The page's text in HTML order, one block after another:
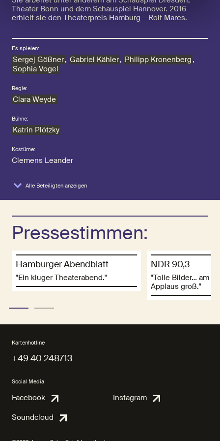
Theater Bonn und dem Schauspiel Hannover. 2016
erhielt sie den Theaterpreis Hamburg – Rolf Mares.
Es spielen:
Sergej Gößner, Gabriel Kähler, Philipp Kronenberg ,
Sophia Vogel
Alle Beteiligten anzeigen
Regie:
Clara Weyde
Bühne:
Katrin Plötzky
Kostüme:
Clemens Leander
Pressestimmen:
Hamburger Abendblatt
"Ein kluger Theaterabend."
NDR 90,3
"Tolle Bilder… am
Applaus groß."
Kartenhotline
+49 40 248713
Social Media
Facebook FacebookInstagram
Soundcloud